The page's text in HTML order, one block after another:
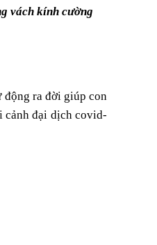
vách kính cường
động ra đời giúp con
cảnh đại dịch covid-